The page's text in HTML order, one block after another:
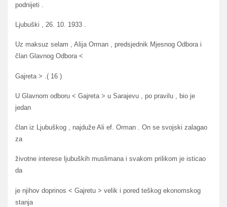
podnijeti .
Ljubuški , 26. 10. 1933 .
Uz maksuz selam , Alija Orman , predsjednik Mjesnog Odbora i
član Glavnog Odbora <
Gajreta > .( 16 )
U Glavnom odboru < Gajreta > u Sarajevu , po pravilu , bio je
jedan
član iz Ljubuškog , najduže Ali ef. Orman . On se svojski zalagao
za
životne interese ljubuških muslimana i svakom prilikom je isticao
da
je njihov doprinos < Gajretu > velik i pored teškog ekonomskog
stanja